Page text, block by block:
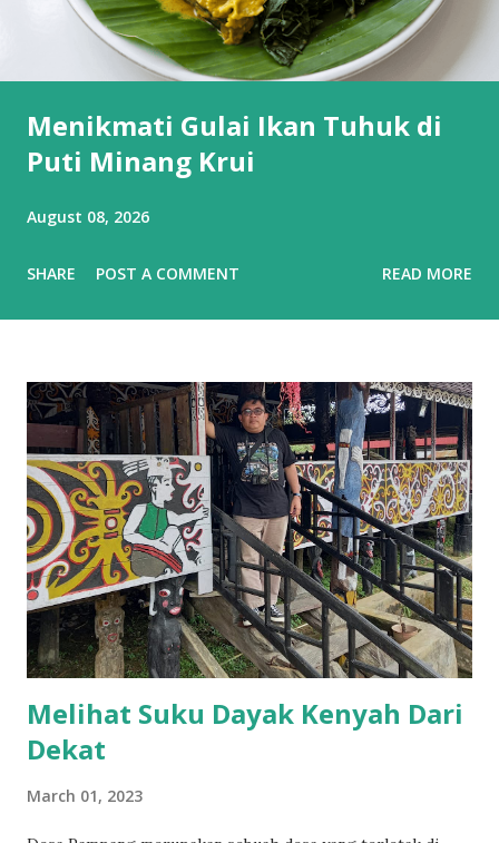
Menikmati Gulai Ikan Tuhuk di
Puti Minang Krui
August 08, 2026
SHARE POST A COMMENT READ MORE
Melihat Suku Dayak Kenyah Dari
Dekat
March 01, 2023